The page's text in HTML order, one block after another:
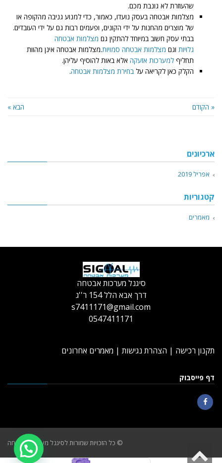
שהעוזרת לא גונבת מכם.
מצלמות אבטחה בעסק נועדו, כאמור, כדי למנוע גניבה מהקופה או
של מוצרים מהחנות על ידי הקונים, ופעמים רבות גם על ידי העובדים.
בבתי עסק חשוב במיוחד להתקין גם מצלמות אבטחה
גלויות וגם מצלמות אבטחה סמויות.מצלמות אבטחה אינן מהוות
תחליף למערכות אזעקה אלא באות להוסיף עליהן.
הקלק כאן לקריאה על בחירת מצלמות אבטחה.
« הקודם הבא »
ארכיונים
אפריל 2019
קטגוריות
מאמרים
סיגנל מערכות אבטחה
דרך אבא הלל 154 ר''ג
s7411171@gmail.com
0547411171
תקנון רכישה | הצהרת נגישות | מאמרים אחרונים
דף פייסבוק
© כל הזכויות שמורות לסיגנל מערכות אבטחה גלילה